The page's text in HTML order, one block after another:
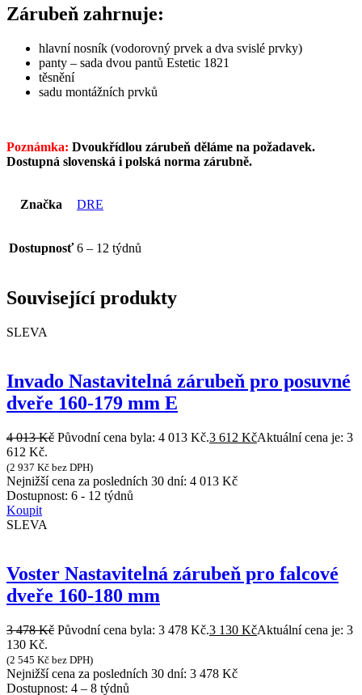
Zárubeň zahrnuje:
hlavní nosník (vodorovný prvek a dva svislé prvky)
panty – sada dvou pantů Estetic 1821
těsnění
sadu montážních prvků
Poznámka: Dvoukřídlou zárubeň děláme na požadavek.
Dostupná slovenská i polská norma zárubně.
Značka DRE
Dostupnosť 6 – 12 týdnů
Související produkty
SLEVA
Invado Nastavitelná zárubeň pro posuvné
dveře 160-179 mm E
4 013Kč Původní cena byla: 4 013 Kč.3 612 KčAktuální cena je: 3
612 Kč.
(2 937 Kč bez DPH)
Nejnižší cena za posledních 30 dní: 4 013 Kč
Dostupnost: 6 - 12 týdnů
Koupit
SLEVA
Voster Nastavitelná zárubeň pro falcové
dveře 160-180 mm
3 478Kč Původní cena byla: 3 478 Kč.3 130 KčAktuální cena je: 3
130 Kč.
(2 545 Kč bez DPH)
Nejnižší cena za posledních 30 dní: 3 478 Kč
Dostupnost: 4 – 8 týdnů